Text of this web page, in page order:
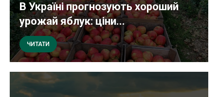
В Україні прогнозують хороший
урожай яблук: ціни...
ЧИТАТИ